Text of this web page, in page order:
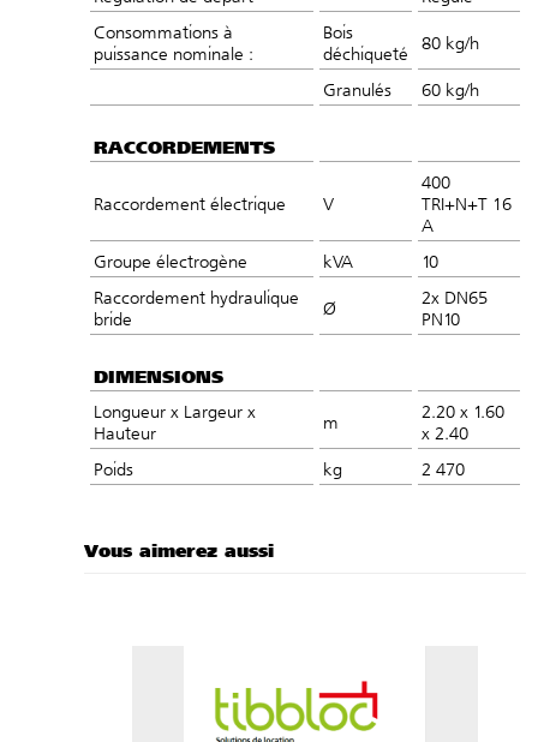
Consommations à
puissance nominale :
Bois
déchiqueté
80 kg/h
Granulés 60 kg/h
RACCORDEMENTS
Raccordement électrique V
400
TRI+N+T 16
A
Groupe électrogène
kVA
10
Raccordement hydraulique
bride
Ø
2x DN65
PN10​
DIMENSIONS
Longueur x Largeur x
Hauteur
m
2.20 x 1.60
x 2.40
Poids
kg 2 470
Vous aimerez aussi